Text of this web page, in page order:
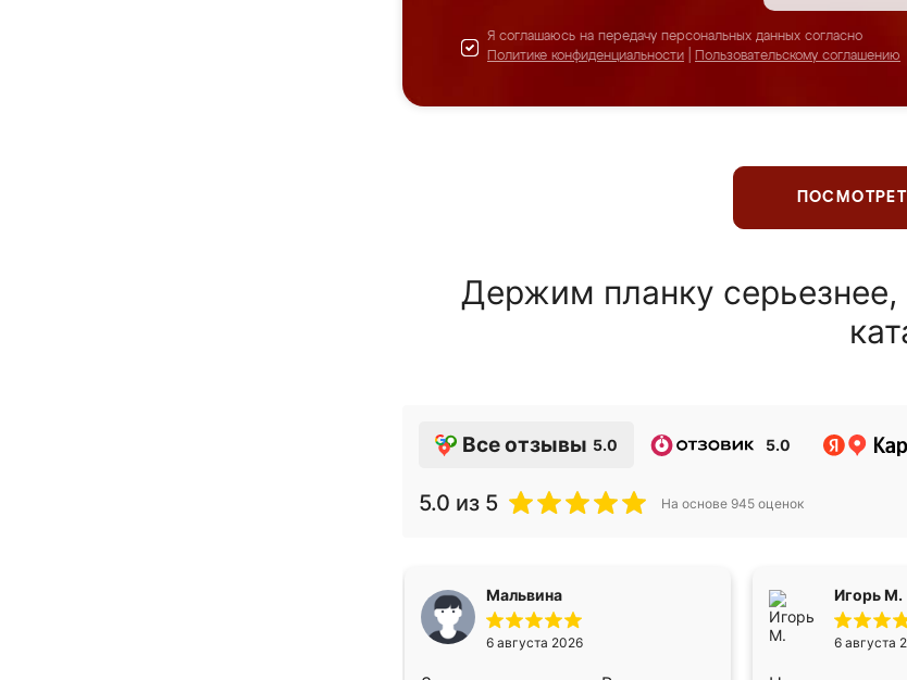
Я соглашаюсь на передачу персональных данных согласно
Политике конфиденциальности
Пользовательскому соглашению
Держим планку
Все отзывы 5.0 5.0
5.0 из 5 На основе 945 оценок
Мальвина
6 августа 2026
Игорь М.
6 августа